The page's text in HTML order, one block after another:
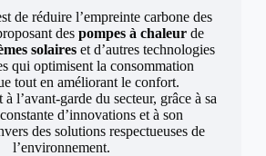
de réduire l’empreinte carbone des
des pompes à chaleurde
solaireset d’autres technologies
qui optimisent la consommation
tout en améliorant le confort.
l’avant-garde du secteur, grâce à sa
d’innovations et à son
des solutions respectueuses de
l’environnement.